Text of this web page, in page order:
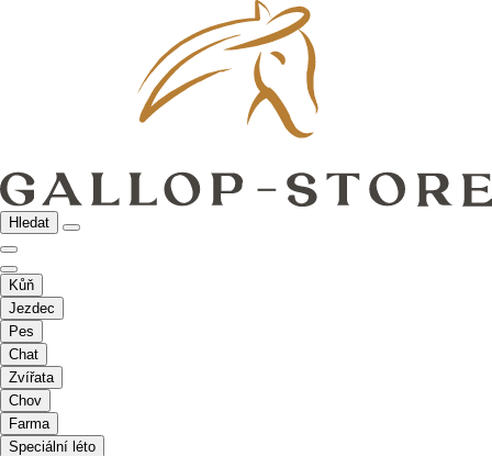
Hledat
Kůň
Jezdec
Pes
Chat
Zvířata
Chov
Farma
Speciální léto